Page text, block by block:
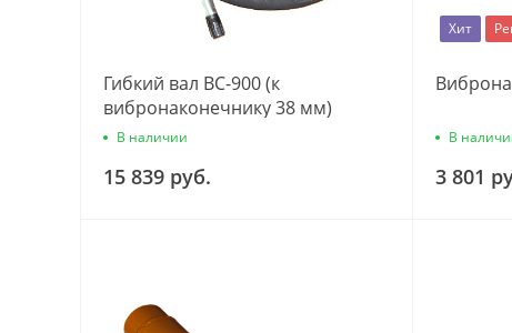
Гибкий вал ВС-900 (к
вибронаконечнику 38 мм)
В наличии
15 839 руб.
Хит
В
3 801